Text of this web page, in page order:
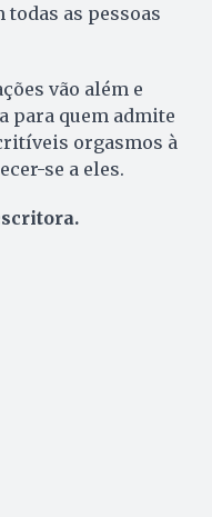
todas as pessoas
vão além e
para quem admite
orgasmos à
se a eles.